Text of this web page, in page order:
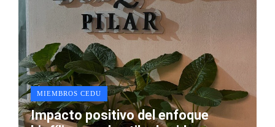
MIEMBROS CEDU
Impacto positivo del enfoque